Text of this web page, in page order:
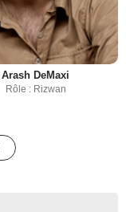
Arash DeMaxi
Rôle : Rizwan